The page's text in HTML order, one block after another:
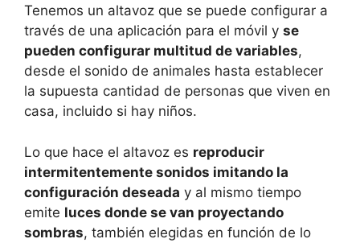
Tenemos un altavoz que se puede configurar a
través de una aplicación para el móvil y se
pueden configurar multitud de variables,
desde el sonido de animales hasta establecer
la supuesta cantidad de personas que viven en
casa, incluido si hay niños.
Lo que hace el altavoz es reproducir
intermitentemente sonidos imitando la
configuración deseada y al mismo tiempo
emite luces donde se van proyectando
sombras, también elegidas en función de lo